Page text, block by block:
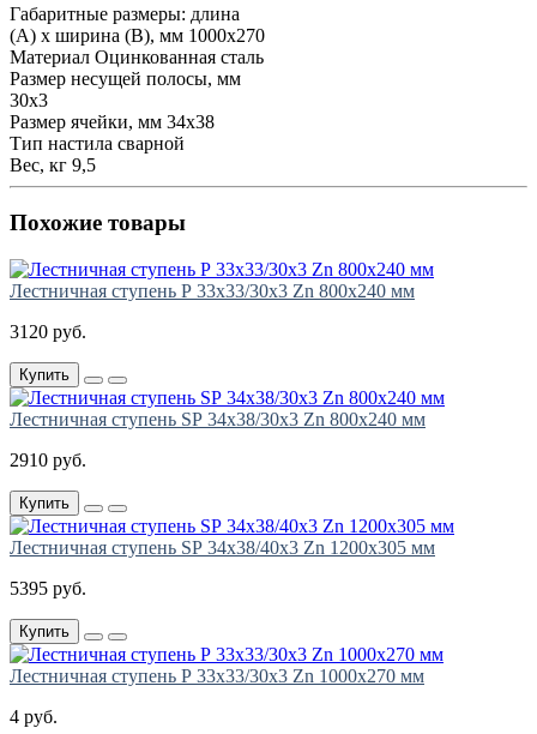
Габаритные размеры: длина
(А) х ширина (В), мм 1000х270
Материал Оцинкованная сталь
Размер несущей полосы, мм
30х3
Размер ячейки, мм 34х38
Тип настила сварной
Вес, кг 9,5
Похожие товары
Лестничная ступень Р 33х33/30х3 Zn 800х240 мм
3120 руб.
Купить
Лестничная ступень SР 34х38/30х3 Zn 800х240 мм
2910 руб.
Купить
Лестничная ступень SР 34х38/40х3 Zn 1200х305 мм
5395 руб.
Купить
Лестничная ступень Р 33х33/30х3 Zn 1000х270 мм
4 руб.